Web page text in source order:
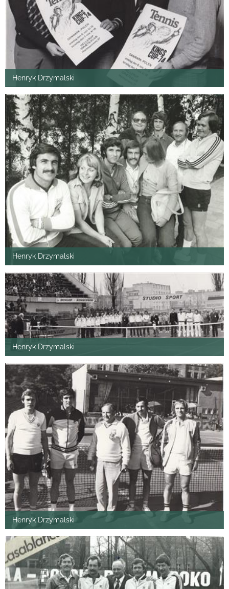
Henryk Drzymalski
Henryk Drzymalski
Henryk Drzymalski
Henryk Drzymalski